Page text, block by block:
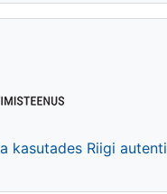
Riigi